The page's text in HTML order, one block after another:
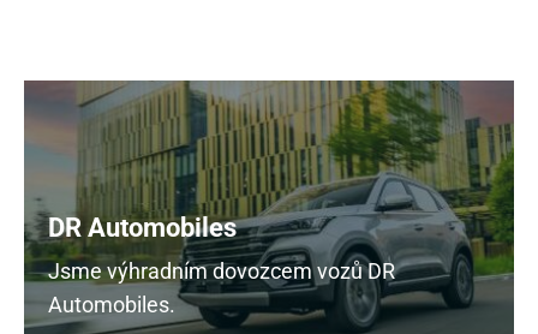
DR Automobiles
Jsme výhradním dovozcem vozů DR
Automobiles.